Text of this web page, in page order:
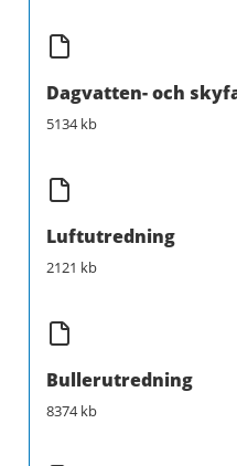
Dagvatten- och
5134 kb
Luftutredning
2121 kb
Bullerutredning
8374 kb